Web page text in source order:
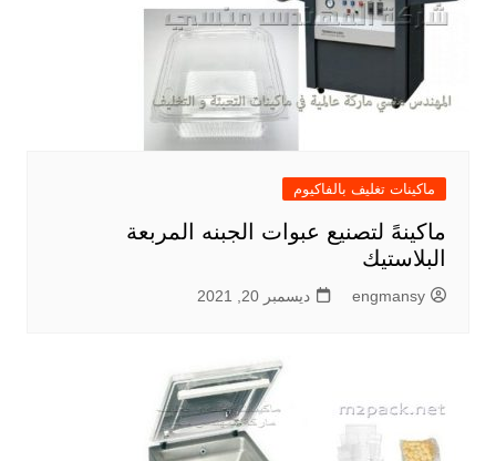
ماكينات تغليف بالفاكيوم
ماكينهً لتصنيع عبوات الجبنه المربعة
البلاستيك
engmansy ديسمبر 20, 2021